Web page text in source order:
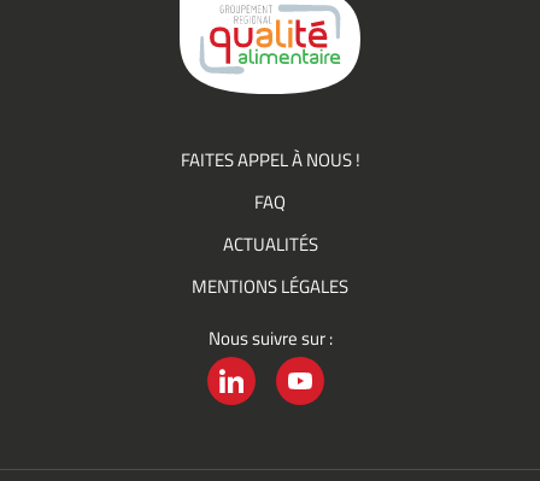
FAITES APPEL À NOUS !
FAQ
ACTUALITÉS
MENTIONS LÉGALES
Nous suivre sur :